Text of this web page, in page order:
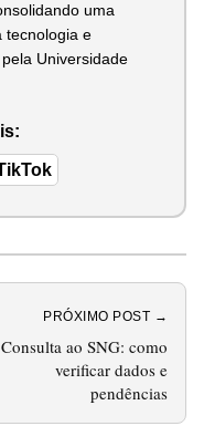
uma
tecnologia e
Universidade
PRÓXIMO POST →
Consulta ao SNG: como
verificar dados e
pendências